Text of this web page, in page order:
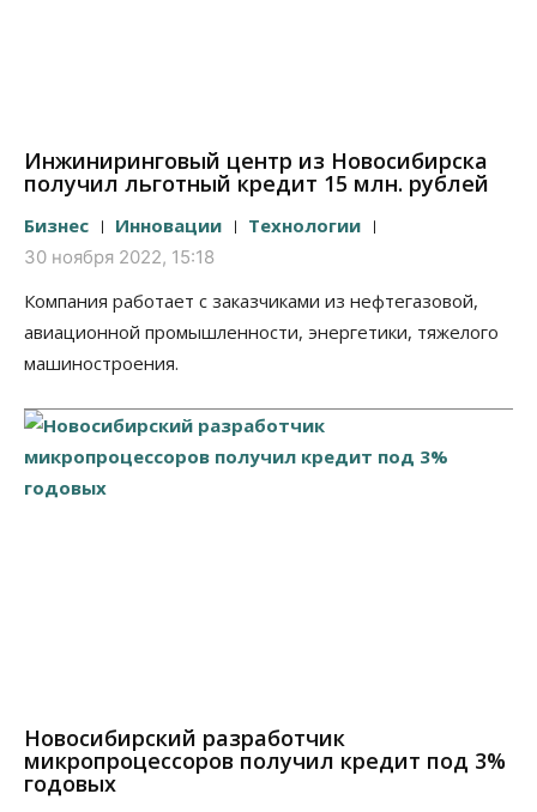
Инжиниринговый центр из Новосибирска
получил льготный кредит 15 млн. рублей
Бизнес Инновации Технологии
30 ноября 2022, 15:18
Компания работает с заказчиками из нефтегазовой,
авиационной промышленности, энергетики, тяжелого
машиностроения.
Новосибирский разработчик
микропроцессоров получил кредит под 3%
годовых